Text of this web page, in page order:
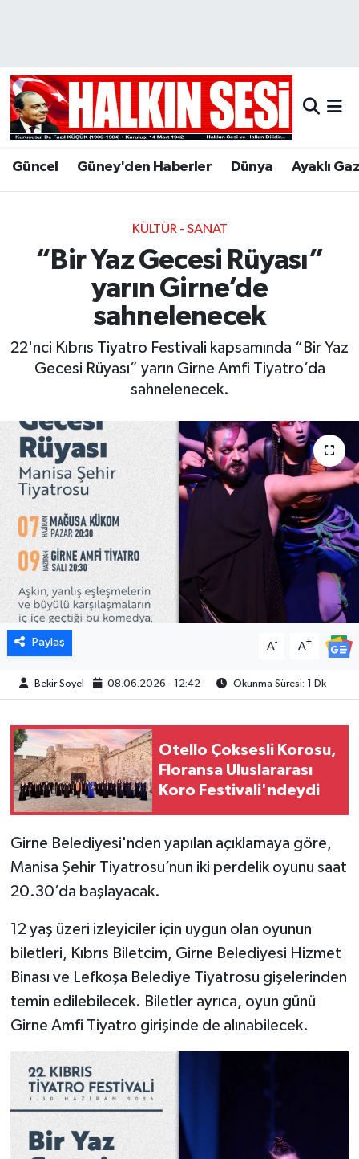
Güncel Güney'den Haberler Dünya Ayaklı
KÜLTÜR - SANAT
“Bir Yaz Gecesi Rüyası”
yarın Girne’de
sahnelenecek
22'nci Kıbrıs Tiyatro Festivali kapsamında “Bir Yaz
Gecesi Rüyası” yarın Girne Amfi Tiyatro’da
sahnelenecek.
Paylaş A- A+
Bekir Soyel 08.06.2026 - 12:42 Okunma Süresi: 1 Dk
Otello Çoksesli Korosu,
Floransa Uluslararası
Koro Festivali'ndeydi
Girne Belediyesi'nden yapılan açıklamaya göre,
Manisa Şehir Tiyatrosu’nun iki perdelik oyunu saat
20.30’da başlayacak.
12 yaş üzeri izleyiciler için uygun olan oyunun
biletleri, Kıbrıs Biletcim, Girne Belediyesi Hizmet
Binası ve Lefkoşa Belediye Tiyatrosu gişelerinden
temin edilebilecek. Biletler ayrıca, oyun günü
Girne Amfi Tiyatro girişinde de alınabilecek.
Hava Durumu
Trafik Durumu
Tüm Manşetler
Son Dakika Haberleri
Haber Arşivi